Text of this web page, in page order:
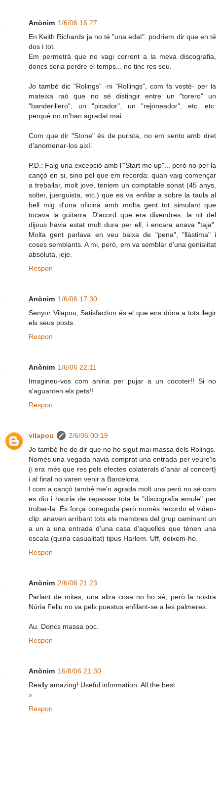
Anònim 1/6/06 16:27
En Keith Richards ja no té "una edat": podriem dir que en té
dos i tot.
Em permetrà que no vagi corrent a la meva discografia,
doncs seria perdre el temps... no tinc res seu.
Jo també dic "Rolings" -ni "Rollings", com fa vostè- per la
mateixa raó que no sé distingir entre un "torero" un
"banderillero", un "picador", un "rejoneador", etc. etc:
perquè no m'han agradat mai.
Com que dir "Stone" és de purista, no em sento amb dret
d'anomenar-los així.
P.D.: Faig una excepció amb l'"Start me up"... però no per la
cançó en si, sino pel que em recorda: quan vaig començar
a treballar, molt jove, teniem un comptable sonat (45 anys,
solter, juerguista, etc.) que es va enfilar a sobre la taula al
bell mig d'una oficina amb molta gent tot simulant que
tocava la guitarra. D'acord que era divendres, la nit del
dijous havia estat molt dura per ell, i encara anava "taja".
Molta gent parlava en veu baixa de "pena", "llàstima" i
coses semblants. A mi, però, em va semblar d'una genialitat
absoluta, jeje.
Respon
Anònim 1/6/06 17:30
Senyor Vilapou, Satisfaction és el que ens dóna a tots llegir
els seus posts.
Respon
Anònim 1/6/06 22:11
Imagineu-vos com aniria per pujar a un cocoter!! Si no
s'aguanten els pets!!
Respon
vilapou
2/6/06 00:19
Jo també he de dir que no he sigut mai massa dels Rolings.
Només una vegada havia comprat una entrada per veure'ls
(i era més que res pels efectes colaterals d'anar al concert)
i al final no varen venir a Barcelona.
I com a cançó també me'n agrada molt una però no sé com
es diu i hauria de repassar tota la "discografia emule" per
trobar-la. És força coneguda però només recordo el video-
clip: anaven arribant tots els membres del grup caminant un
a un a una entrada d'una casa d'aquelles que ténen una
escala (quina casualitat) tipus Harlem. Uff, deixem-ho.
Respon
Anònim 2/6/06 21:23
Parlant de mites, una altra cosa no ho sé, però la nostra
Núria Feliu no va pels puestus enfilant-se a les palmeres.
Au. Doncs massa poc.
Respon
Anònim 16/8/06 21:30
Really amazing! Useful information. All the best.
»
Respon